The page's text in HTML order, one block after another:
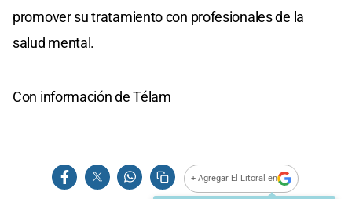
promover su tratamiento con profesionales de la
salud mental.
Con información de Télam
+ Agregar El Litoral en